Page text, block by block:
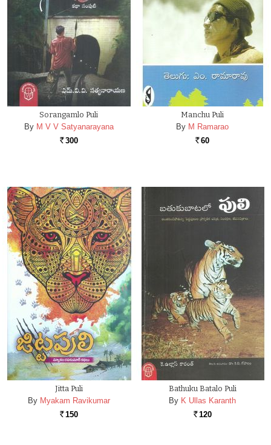
Sorangamlo Puli
By M V V Satyanarayana
Rs. 300
Manchu Puli
By M Ramarao
Rs. 60
Jitta Puli
By Myakam Ravikumar
Rs. 150
Bathuku Batalo Puli
By K Ullas Karanth
Rs. 120